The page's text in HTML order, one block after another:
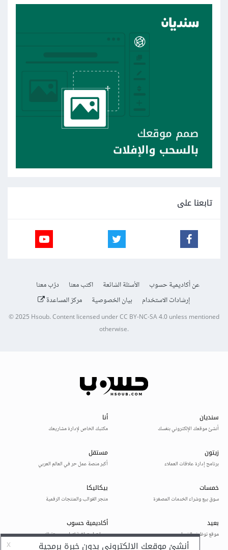
تابعنا على
عن أكاديمية حسوب الأسئلة الشائعة اكتب معنا
درّب معنا
إرشادات الاستخدام
بيان الخصوصية مركز المساعدة
© 2025Hsoub.Content licensed underCC BY-NC-SA 4.0unless mentioned
otherwise.